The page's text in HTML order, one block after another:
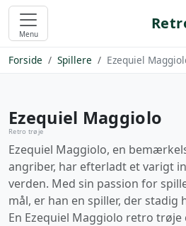
Menu
Forside Spillere Ezequiel
Ezequiel Maggiolo
Retro trøje
Ezequiel Maggiolo, en
angriber, har efterladt et varigt
verden. Med sin passion for
mål, er han en spiller, der stadig
En Ezequiel Maggiolo retro